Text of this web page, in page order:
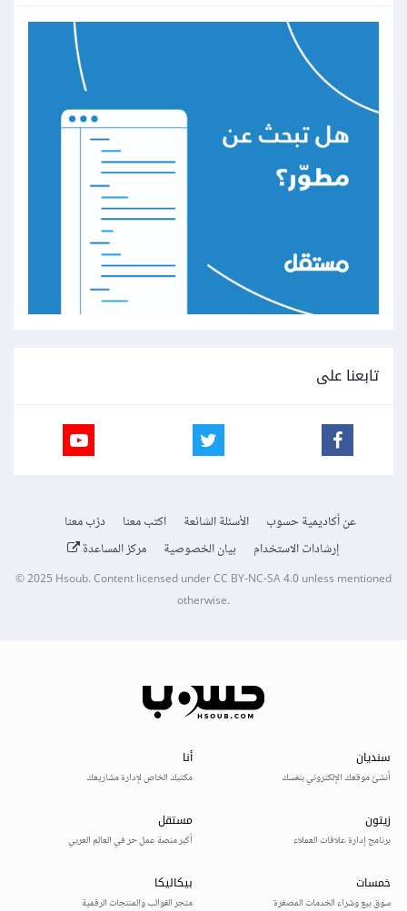
تابعنا على
عن أكاديمية حسوب الأسئلة الشائعة اكتب معنا
درّب معنا
إرشادات الاستخدام
بيان الخصوصية مركز المساعدة
© 2025Hsoub.Content licensed underCC BY-NC-SA 4.0unless mentioned
otherwise.